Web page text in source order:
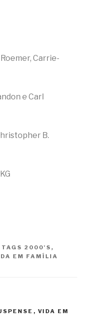
Carrie-
e Carl
B.
TAGS 2000'S ,
EM FAMÍLIA
, VIDA EM